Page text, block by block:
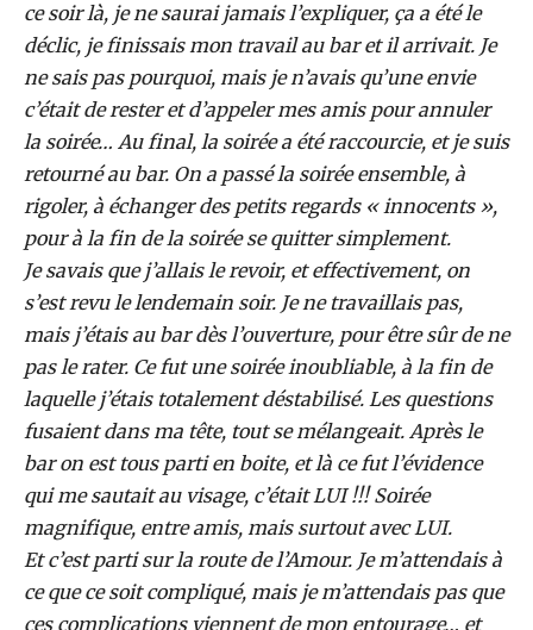
ce soir là, je ne saurai jamais l’expliquer, ça a été le
déclic, je finissais mon travail au bar et il arrivait. Je
ne sais pas pourquoi, mais je n’avais qu’une envie
c’était de rester et d’appeler mes amis pour annuler
la soirée… Au final, la soirée a été raccourcie, et je suis
retourné au bar. On a passé la soirée ensemble, à
rigoler, à échanger des petits regards « innocents »,
pour à la fin de la soirée se quitter simplement.
Je savais que j’allais le revoir, et effectivement, on
s’est revu le lendemain soir. Je ne travaillais pas,
mais j’étais au bar dès l’ouverture, pour être sûr de ne
pas le rater. Ce fut une soirée inoubliable, à la fin de
laquelle j’étais totalement déstabilisé. Les questions
fusaient dans ma tête, tout se mélangeait. Après le
bar on est tous parti en boite, et là ce fut l’évidence
qui me sautait au visage, c’était LUI !!! Soirée
magnifique, entre amis, mais surtout avec LUI.
Et c’est parti sur la route de l’Amour. Je m’attendais à
ce que ce soit compliqué, mais je m’attendais pas que
ces complications viennent de mon entourage… et